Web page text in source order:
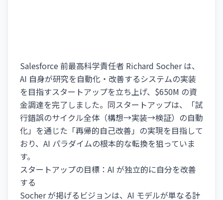
Salesforce 前最高科学責任者 Richard Socher は、
AI 自身が研究を自動化・改善するシステムの実装
を目指すスタートアップを立ち上げ、$650M の資
金調達を完了しました。同スタートアップは、「試
行錯誤のサイクル全体（構想→実装→検証）の自動
化」を通じた「再帰的自己改善」の実現を目指して
おり、AI パラダイムの根本的な転換を狙っていま
す。
スタートアップの目標：AI が独立的に自分を改善
する
Socher が掲げるビジョンは、AI モデルが単なる計